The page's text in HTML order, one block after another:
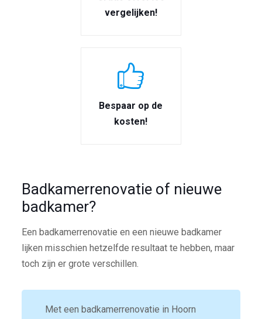
vergelijken!
Bespaar op de
kosten!
Badkamerrenovatie of nieuwe
badkamer?
Een badkamerrenovatie en een nieuwe badkamer
lijken misschien hetzelfde resultaat te hebben, maar
toch zijn er grote verschillen.
Met een badkamerrenovatie in Hoorn